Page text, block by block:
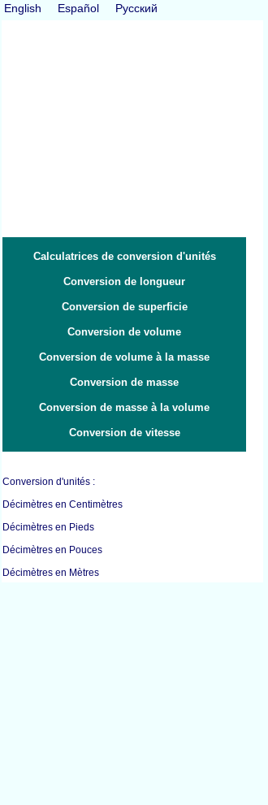
English Español Русский
Calculatrices de conversion d'unités
Conversion de longueur
Conversion de superficie
Conversion de volume
Conversion de volume à la masse
Conversion de masse
Conversion de masse à la volume
Conversion de vitesse
Conversion d'unités :
Décimètres en Centimètres
Décimètres en Pieds
Décimètres en Pouces
Décimètres en Mètres